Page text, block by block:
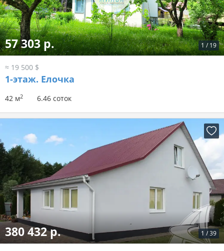
1 / 19
57 303 р.
≈ 19 500 $
1-этаж. Елочка
42 м2 6.46 соток
1 /39
380 432 р.